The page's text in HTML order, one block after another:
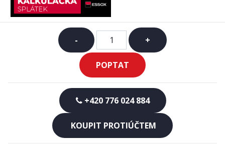
- +
POPTAT
+420 776 024 884
KOUPIT PROTIÚČTEM